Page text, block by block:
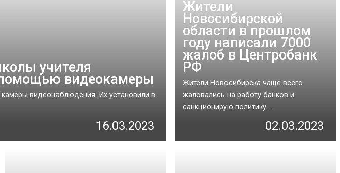
учителя
видеокамеры
видеонаблюдения. Их установили в
16.03.2023
Жители
Новосибирской
области в прошлом
году написали 7000
жалоб в Центробанк
РФ
Жители Новосибирска чаще всего
жаловались на работу банков и
санкционирую политику....
02.03.2023